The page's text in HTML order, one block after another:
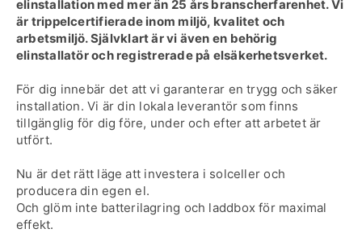
elinstallation med mer än 25 års branscherfarenhet. Vi
är trippelcertifierade inom miljö, kvalitet och
arbetsmiljö. Självklart är vi även en behörig
elinstallatör och registrerade på elsäkerhetsverket.
För dig innebär det att vi garanterar en trygg och säker
installation. Vi är din lokala leverantör som finns
tillgänglig för dig före, under och efter att arbetet är
utfört.
Nu är det rätt läge att investera i solceller och
producera din egen el.
Och glöm inte batterilagring och laddbox för maximal
effekt.